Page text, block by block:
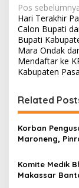
N
a
v
i
g
a
s
i
p
o
s
Pos
Hari Terakhir
Calon Bupati
Bupati
Mara Ondak
Mendaftar ke
Kabupaten
Related
Korban
Maroneng,
Perlawanan
Komite Medik
Makassar